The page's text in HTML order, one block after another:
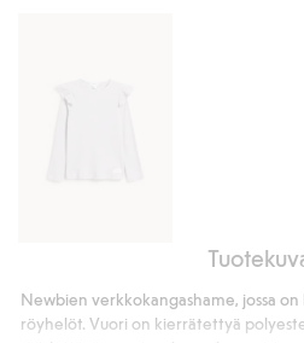
röyhelöillä
Newbien verkkokangashame, jossa
röyhelöt. Vuori on kierrätettyä